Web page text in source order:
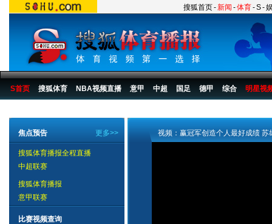
搜狐首页-新闻 -体育-S-
S首页 搜狐体育 NBA视频直播 意甲 中超 国足 德甲 综合 明星视
更多>>
焦点预告
搜狐体育播报全程直播
中超联赛
搜狐体育播报
意甲联赛
比赛视频查询
视频：赢冠军创造个人最好成绩 苏